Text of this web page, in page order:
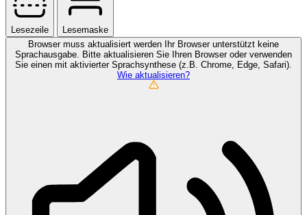
Lesezeile
Lesemaske
Browser muss aktualisiert werden
Ihr Browser unterstützt keine
Sprachausgabe. Bitte aktualisieren Sie Ihren Browser oder verwenden
Sie einen mit aktivierter Sprachsynthese (z.B. Chrome, Edge, Safari).
Wie aktualisieren?